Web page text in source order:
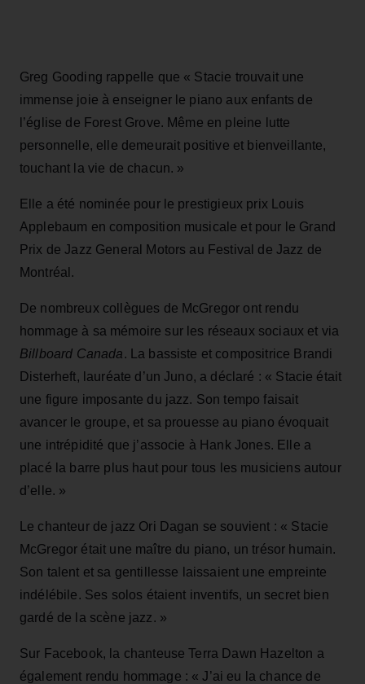
Greg Gooding rappelle que « Stacie trouvait une
immense joie à enseigner le piano aux enfants de
l’église de Forest Grove. Même en pleine lutte
personnelle, elle demeurait positive et bienveillante,
touchant la vie de chacun. »
Elle a été nominée pour le prestigieux prix Louis
Applebaum en composition musicale et pour le Grand
Prix de Jazz General Motors au Festival de Jazz de
Montréal.
De nombreux collègues de McGregor ont rendu
hommage à sa mémoire sur les réseaux sociaux et via
Billboard Canada. La bassiste et compositrice Brandi
Disterheft, lauréate d’un Juno, a déclaré : « Stacie était
une figure imposante du jazz. Son tempo faisait
avancer le groupe, et sa prouesse au piano évoquait
une intrépidité que j’associe à Hank Jones. Elle a
placé la barre plus haut pour tous les musiciens autour
d’elle. »
Le chanteur de jazz Ori Dagan se souvient : « Stacie
McGregor était une maître du piano, un trésor humain.
Son talent et sa gentillesse laissaient une empreinte
indélébile. Ses solos étaient inventifs, un secret bien
gardé de la scène jazz. »
Sur Facebook, la chanteuse Terra Dawn Hazelton a
également rendu hommage : « J’ai eu la chance de